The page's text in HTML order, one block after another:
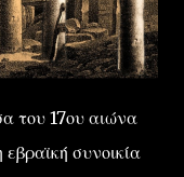
του 17ου αιώνα
συνοικία